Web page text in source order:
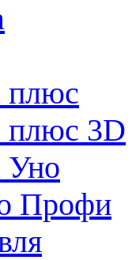
плюс
плюс 3D
Уно
Профи